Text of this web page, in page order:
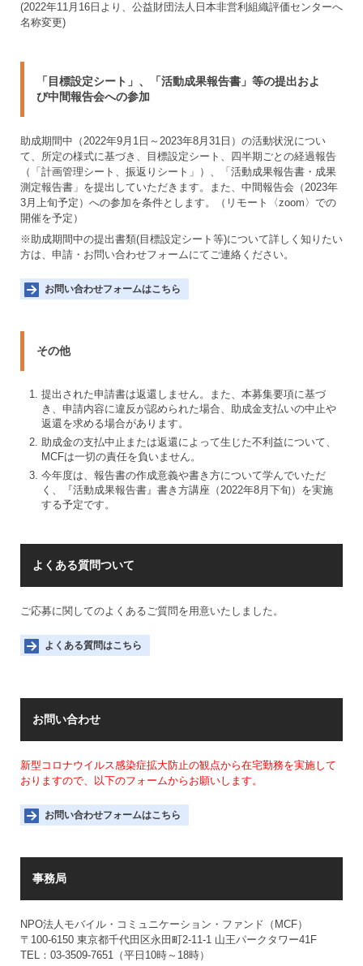
(2022年11月16日より、公益財団法人日本非営利組織評価センターへ
名称変更)
「目標設定シート」、「活動成果報告書」等の提出およ
び中間報告会への参加
助成期間中（2022年9月1日～2023年8月31日）の活動状況につい
て、所定の様式に基づき、目標設定シート、四半期ごとの経過報告
（「計画管理シート、振返りシート」）、「活動成果報告書・成果
測定報告書」を提出していただきます。また、中間報告会（2023年
3月上旬予定）への参加を条件とします。（リモート〈zoom〉での
開催を予定）
※助成期間中の提出書類(目標設定シート等)について詳しく知りたい
方は、申請・お問い合わせフォームにてご連絡ください。
お問い合わせフォームはこちら
その他
1
提出された申請書は返還しません。また、本募集要項に基づ
き、申請内容に違反が認められた場合、助成金支払いの中止や
返還を求める場合があります。
2
助成金の支払中止または返還によって生じた不利益について、
MCFは一切の責任を負いません。
2
今年度は、報告書の作成意義や書き方について学んでいただ
く、『活動成果報告書』書き方講座（2022年8月下旬）を実施
する予定です。
よくある質問ついて
ご応募に関してのよくあるご質問を用意いたしました。
よくある質問はこちら
お問い合わせ
新型コロナウイルス感染症拡大防止の観点から在宅勤務を実施して
おりますので、以下のフォームからお願いします。
お問い合わせフォームはこちら
事務局
NPO法人モバイル・コミュニケーション・ファンド（MCF）
〒100-6150 東京都千代田区永田町2-11-1 山王パークタワー41F
TEL： 03-3509-7651 （平日10時～18時）